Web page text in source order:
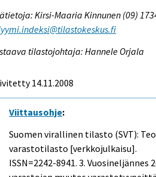
Kirsi-Maaria Kinnunen (09)
tilastojohtaja: Hannele Orjala
14.11.2008
Viittausohje:
Suomen virallinen tilasto (SVT):
varastotilasto [verkkojulkaisu].
ISSN=2242-8941.3. Vuosineljännes